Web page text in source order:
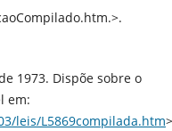
1973. Dispõe sobre o
em:
leis/L5869compilada.htm